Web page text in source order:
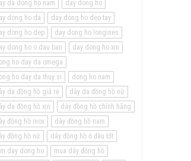
da dong ho nam
day dong ho
dong ho da
day dong ho deo tay
dong ho dep
day dong ho longines
dong ho o dau ban
day dong ho xin
ho day da omega
ho day da thuy si
dong ho nam
da đồng hồ giá rẻ
dây da đồng hồ nữ
da đồng hồ xịn
dây đồng hồ chính hãng
đồng hồ inox
dây đồng hồ nam
đồng hồ nữ
dây đồng hồ ở đâu tốt
day dong ho
mua dây đồng hồ